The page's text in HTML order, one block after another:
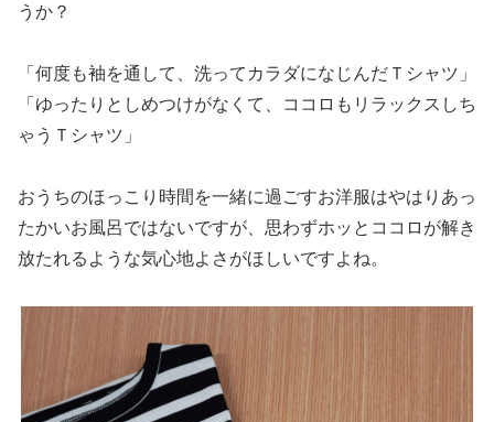
うか？
「何度も袖を通して、洗ってカラダになじんだＴシャツ」
「ゆったりとしめつけがなくて、ココロもリラックスしち
ゃうＴシャツ」
おうちのほっこり時間を一緒に過ごすお洋服はやはりあっ
たかいお風呂ではないですが、思わずホッとココロが解き
放たれるような気心地よさがほしいですよね。